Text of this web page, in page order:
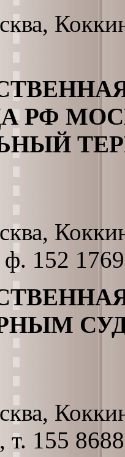
РФ
ф. 152 1769
т. 155 8688